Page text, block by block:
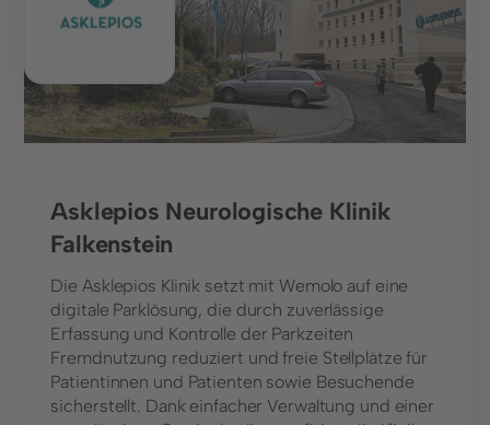
Asklepios Neurologische Klinik
Falkenstein
Die Asklepios Klinik setzt mit Wemolo auf eine
digitale Parklösung, die durch zuverlässige
Erfassung und Kontrolle der Parkzeiten
Fremdnutzung reduziert und freie Stellplätze für
Patientinnen und Patienten sowie Besuchende
sicherstellt. Dank einfacher Verwaltung und einer